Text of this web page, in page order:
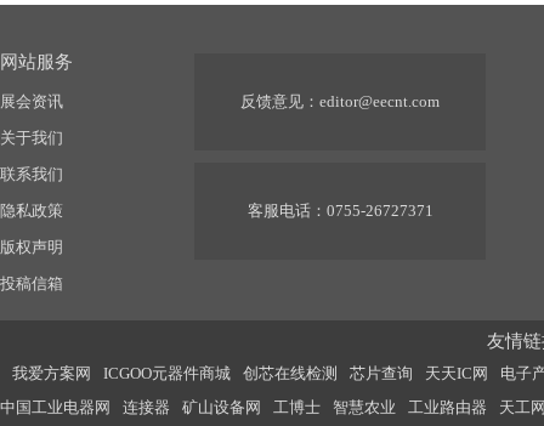
网站服务
展会资讯
关于我们
联系我们
隐私政策
版权声明
投稿信箱
反馈意见： editor@eecnt.com
客服电话：0755-26727371
友情
我爱方案网 ICGOO元器件商城 创芯在线检测 芯片查询 天天IC网
电子
中国工业电器网
连接器 矿山设备网 工博士 智慧农业 工业路由器
天工